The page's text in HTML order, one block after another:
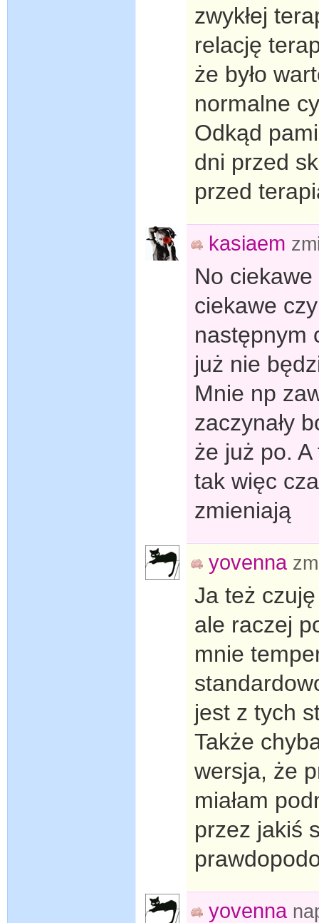
zwykłej
relację
że było
normalne
Odkąd
dni przed
przed
kasiaem
No ciekawe
ciekawe
następnym
już nie
Mnie np
zaczynały
że już po.
tak więc
zmieniają
yovenna
Ja też
ale raczej
mnie
jest z tych
Także
wersja, że
miałam
przez jakiś
yovenna